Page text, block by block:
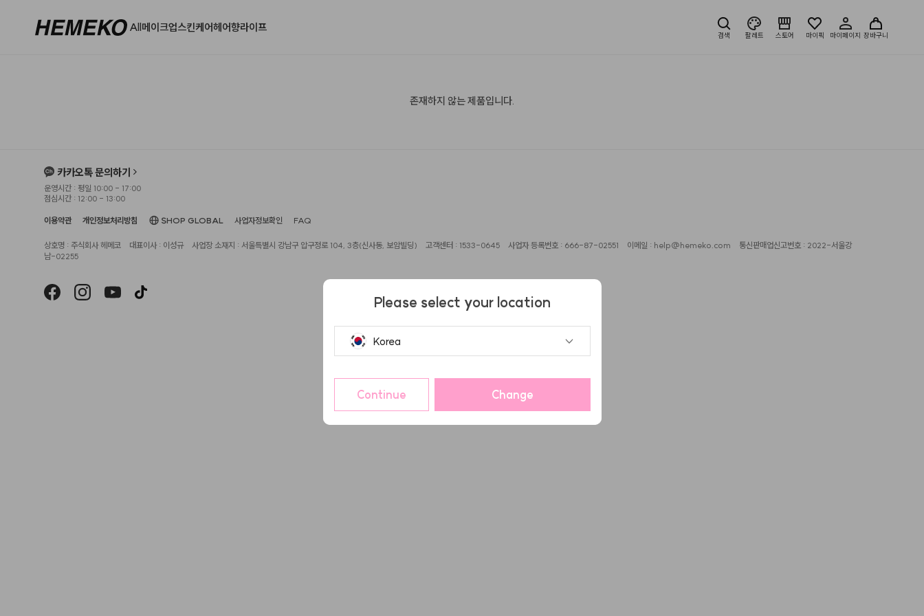
All메이크업스킨케어헤어향라이프
검색 팔레트 스토어 마이픽 마이페이지 장바구니
존재하지 않는 제품입니다.
카카오톡 문의하기
운영시간 : 평일 10:00 - 17:00
점심시간 : 12:00 - 13:00
이용약관 개인정보처리방침 SHOP GLOBAL 사업자정보확인 FAQ
상호명 : 주식회사 헤메코 대표이사 : 이성규 사업장 소재지 : 서울특별시 강남구 압구정로 104, 3층(신사동, 보암빌딩) 고객센터 : 1533-0645 사업자 등록번호 : 666-87-02551 이메일 : help@hemeko.com
통신판매업신고번호 : 2022-서울강
남-02255
Please select your location
Korea
Continue Change